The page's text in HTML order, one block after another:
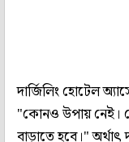
দার্জিলিং হোটেল
"কোনও উপায় নেই।
বাড়াতে হবে।" অর্থাৎ